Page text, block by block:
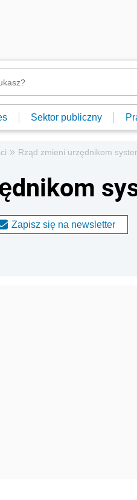
Sektor publiczny
» Rząd zmieni urzędnikom
Zapisz się na newsletter